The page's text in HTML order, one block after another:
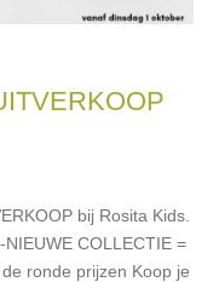
bij Rosita Kids.
COLLECTIE =
ronde prijzen Koop je